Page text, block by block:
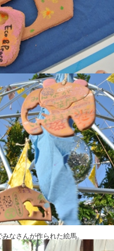
なさんが作られた絵馬。